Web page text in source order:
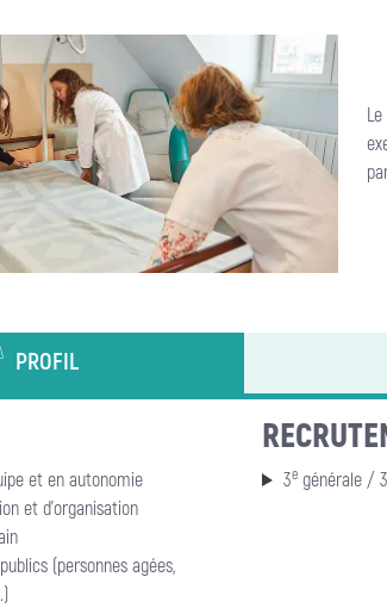
PROFIL
et en autonomie
et d'organisation
(personnes agées,
3egénérale / 3